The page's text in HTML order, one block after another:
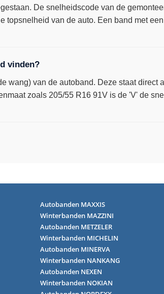
De snelheidscode van de
topsnelheid van de auto. Een band met
vinden?
wang) van de autoband. Deze staat direct
zoals 205/55 R16 91V is de 'V' de
Autobanden MAXXIS
Winterbanden MAZZINI
Autobanden METZELER
Winterbanden MICHELIN
Autobanden MINERVA
Winterbanden NANKANG
Autobanden NEXEN
Winterbanden NOKIAN